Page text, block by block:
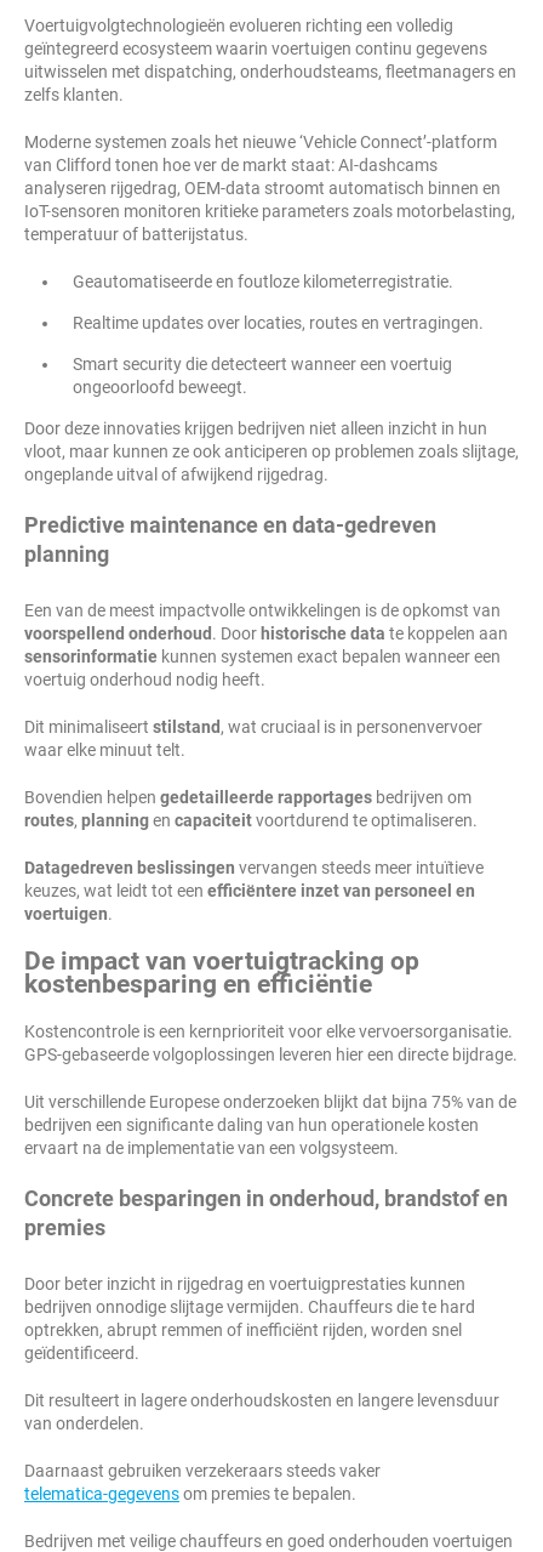
Voertuigvolgtechnologieën evolueren richting een volledig
geïntegreerd ecosysteem waarin voertuigen continu gegevens
uitwisselen met dispatching, onderhoudsteams, fleetmanagers en
zelfs klanten.
Moderne systemen zoals het nieuwe ‘Vehicle Connect’-platform
van Clifford tonen hoe ver de markt staat: AI-dashcams
analyseren rijgedrag, OEM-data stroomt automatisch binnen en
IoT-sensoren monitoren kritieke parameters zoals motorbelasting,
temperatuur of batterijstatus.
Geautomatiseerde en foutloze kilometerregistratie.
Realtime updates over locaties, routes en vertragingen.
Smart security die detecteert wanneer een voertuig
ongeoorloofd beweegt.
Door deze innovaties krijgen bedrijven niet alleen inzicht in hun
vloot, maar kunnen ze ook anticiperen op problemen zoals slijtage,
ongeplande uitval of afwijkend rijgedrag.
Predictive maintenance en data-gedreven
planning
Een van de meest impactvolle ontwikkelingen is de opkomst van
voorspellend onderhoud. Door historische data te koppelen aan
sensorinformatie kunnen systemen exact bepalen wanneer een
voertuig onderhoud nodig heeft.
Dit minimaliseert stilstand, wat cruciaal is in personenvervoer
waar elke minuut telt.
Bovendien helpen gedetailleerde rapportages bedrijven om
routes, planningen capaciteitvoortdurend te optimaliseren.
Datagedreven beslissingen vervangen steeds meer intuïtieve
keuzes, wat leidt tot een efficiëntere inzet van personeel en
voertuigen.
De impact van voertuigtracking op
kostenbesparing en efficiëntie
Kostencontrole is een kernprioriteit voor elke vervoersorganisatie.
GPS-gebaseerde volgoplossingen leveren hier een directe bijdrage.
Uit verschillende Europese onderzoeken blijkt dat bijna 75% van de
bedrijven een significante daling van hun operationele kosten
ervaart na de implementatie van een volgsysteem.
Concrete besparingen in onderhoud, brandstof en
premies
Door beter inzicht in rijgedrag en voertuigprestaties kunnen
bedrijven onnodige slijtage vermijden. Chauffeurs die te hard
optrekken, abrupt remmen of inefficiënt rijden, worden snel
geïdentificeerd.
Dit resulteert in lagere onderhoudskosten en langere levensduur
van onderdelen.
Daarnaast gebruiken verzekeraars steeds vaker
telematica-gegevensom premies te bepalen.
Bedrijven met veilige chauffeurs en goed onderhouden voertuigen